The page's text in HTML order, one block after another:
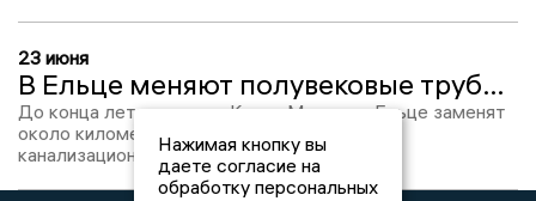
23 июня
В Ельце меняют полувековые трубы: на улице Карла Маркса обновят километр сетей
До конца лета на улице Карла Маркса в Ельце заменят
около километра инженерных сетей и 80
канализационных колодцев.
Нажимая кнопку вы
даете согласие на
обработку персональных